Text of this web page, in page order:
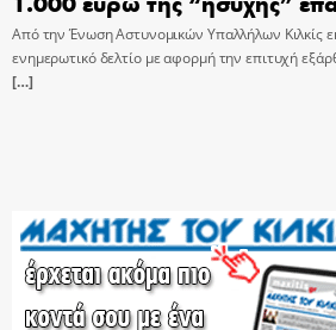
Από την Ένωση Αστυνομικών Υπαλλήλων Κιλκίς
ενημερωτικό δελτίο με αφορμή την επιτυχή
[…]